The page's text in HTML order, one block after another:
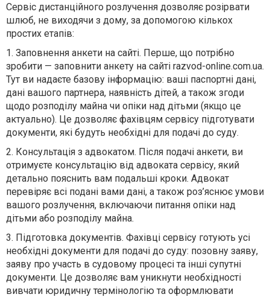
Сервіс дистанційного розлучення дозволяє розірвати
шлюб, не виходячи з дому, за допомогою кількох
простих етапів:
1. Заповнення анкети на сайті. Перше, що потрібно
зробити — заповнити анкету на сайті razvod-online.com.ua.
Тут ви надаєте базову інформацію: ваші паспортні дані,
дані вашого партнера, наявність дітей, а також згоди
щодо розподілу майна чи опіки над дітьми (якщо це
актуально). Це дозволяє фахівцям сервісу підготувати
документи, які будуть необхідні для подачі до суду.
2. Консультація з адвокатом. Після подачі анкети, ви
отримуєте консультацію від адвоката сервісу, який
детально пояснить вам подальші кроки. Адвокат
перевіряє всі подані вами дані, а також роз’яснює умови
вашого розлучення, включаючи питання опіки над
дітьми або розподілу майна.
3. Підготовка документів. Фахівці сервісу готують усі
необхідні документи для подачі до суду: позовну заяву,
заяву про участь в судовому процесі та інші супутні
документи. Це дозволяє вам уникнути необхідності
вивчати юридичну термінологію та оформлювати